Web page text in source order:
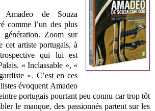
Amadeo de Souza
comme l’un des plus
génération. Zoom sur
cet artiste portugais, à
qui lui est
« Inclassable », «
». C’est en ces
évoquent Amadeo
portugais pourtant peu connu car trop tôt
le manque, des passionnés partent sur les